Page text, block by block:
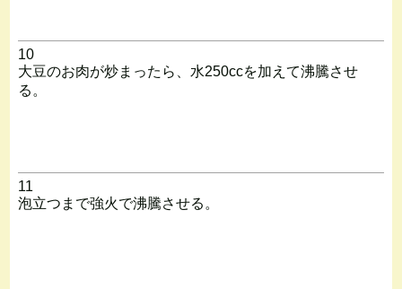
10
大豆のお肉が炒まったら、水250ccを加えて沸騰させ
る。
11
泡立つまで強火で沸騰させる。